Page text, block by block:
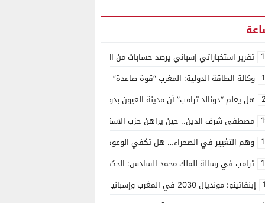
تقرير استخباراتي إسباني يرصد حسابات من الجزائر وأرقاما بـ”213+” ضمن حملة رقمية منظمة حرّضت على اقتحام سبتة
وكالة الطاقة الدولية: المغرب “قوة صاعدة” في سوق المعادن الاستراتيجية
هل يعلم “دونالد ترامب” أن مدينة العيون بدون ماء؟
مصطفى شرف الدين.. حين يراهن حزب الاستقلال على الكفاءة ويمنح الشباب
وهم التغيير في الصحراء… هل تكفي الوعود الفارغة لصناعة الواقع؟
ترامب في رسالة للملك محمد السادس: الحكم الذاتي هو الأساس الوحيد لحل
إينفاتينو: مونديال 2030 في المغرب وإسبانيا والبرتغال سيكون “الأجمل في التاريخ”